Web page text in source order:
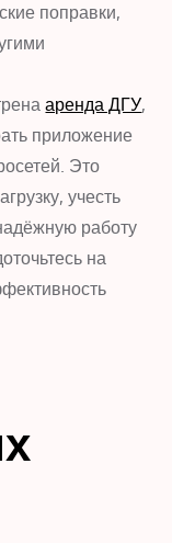
поправки,
аренда ДГУ,
приложение
Это
учесть
работу
на